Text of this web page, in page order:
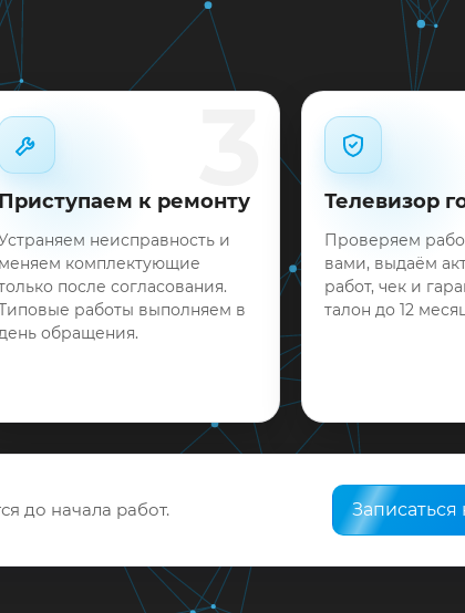
Приступаем к ремонту
неисправность и
меняем комплектующие
после согласования.
работы выполняем в
обращения.
Телевизор
Проверяем
вами, выдаём
работ, чек и
талон до 12
до начала работ.